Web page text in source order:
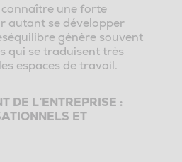
une forte
autant se développer
génère souvent
qui se traduisent très
espaces de travail.
DE L’ENTREPRISE :
ET